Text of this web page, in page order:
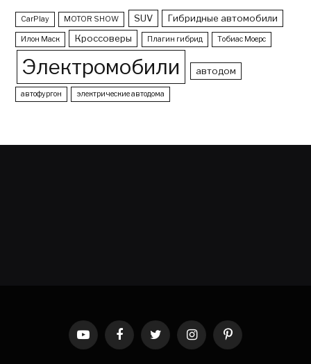
CarPlay MOTOR SHOW SUV Гибридные автомобили
Илон Маск Кроссоверы Плагин гибрид Тобиас Моерс
Электромобили автодом
автофургон электрические автодома
YouTubeFacebookTwitter InstagramPinterest